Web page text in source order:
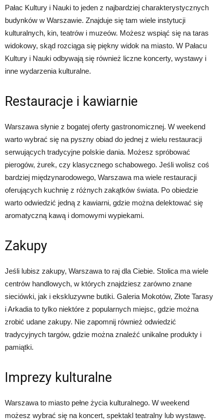
Pałac Kultury i Nauki to jeden z najbardziej charakterystycznych
budynków w Warszawie. Znajduje się tam wiele instytucji
kulturalnych, kin, teatrów i muzeów. Możesz wspiąć się na taras
widokowy, skąd rozciąga się piękny widok na miasto. W Pałacu
Kultury i Nauki odbywają się również liczne koncerty, wystawy i
inne wydarzenia kulturalne.
Restauracje i kawiarnie
Warszawa słynie z bogatej oferty gastronomicznej. W weekend
warto wybrać się na pyszny obiad do jednej z wielu restauracji
serwujących tradycyjne polskie dania. Możesz spróbować
pierogów, żurek, czy klasycznego schabowego. Jeśli wolisz coś
bardziej międzynarodowego, Warszawa ma wiele restauracji
oferujących kuchnię z różnych zakątków świata. Po obiedzie
warto odwiedzić jedną z kawiarni, gdzie można delektować się
aromatyczną kawą i domowymi wypiekami.
Zakupy
Jeśli lubisz zakupy, Warszawa to raj dla Ciebie. Stolica ma wiele
centrów handlowych, w których znajdziesz zarówno znane
sieciówki, jak i ekskluzywne butiki. Galeria Mokotów, Złote Tarasy
i Arkadia to tylko niektóre z popularnych miejsc, gdzie można
zrobić udane zakupy. Nie zapomnij również odwiedzić
tradycyjnych targów, gdzie można znaleźć unikalne produkty i
pamiątki.
Imprezy kulturalne
Warszawa to miasto pełne życia kulturalnego. W weekend
możesz wybrać się na koncert, spektakl teatralny lub wystawę.